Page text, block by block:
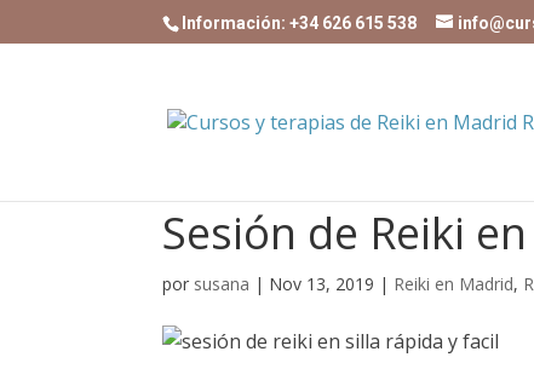
Información: +34 626 615 538
Sesión de Reiki
por susana | Nov 13, 2019 | Reiki en Madrid,